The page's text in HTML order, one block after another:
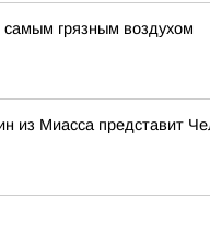
самым грязным воздухом
из Миасса представит